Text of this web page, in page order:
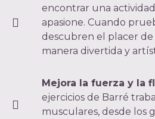
encontrar una
apasione. Cuando
descubren el placer de
manera divertida y
Mejora la fuerza y la
ejercicios de Barré
musculares, desde los